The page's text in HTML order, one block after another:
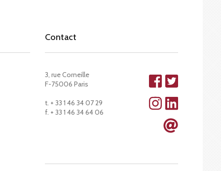
Contact
3, rue Corneille
F-75006 Paris
t. + 33 1 46 34 07 29
f. + 33 1 46 34 64 06